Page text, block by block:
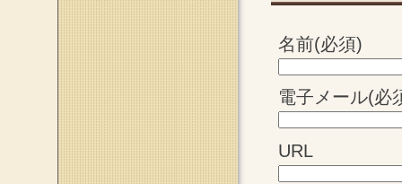
名前(必須)
電子メール(必
URL